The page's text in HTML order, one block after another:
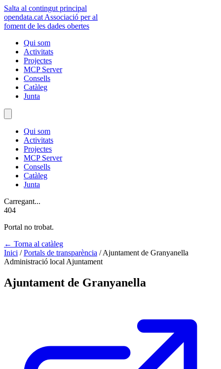
Salta al contingut principal
opendata.cat Associació per al
foment de les dades obertes
Qui som
Activitats
Projectes
MCP Server
Consells
Catàleg
Junta
Qui som
Activitats
Projectes
MCP Server
Consells
Catàleg
Junta
Carregant...
404
Portal no trobat.
← Torna al catàleg
Inici / Portals de transparència / Ajuntament de Granyanella
Administració local Ajuntament
Ajuntament de Granyanella